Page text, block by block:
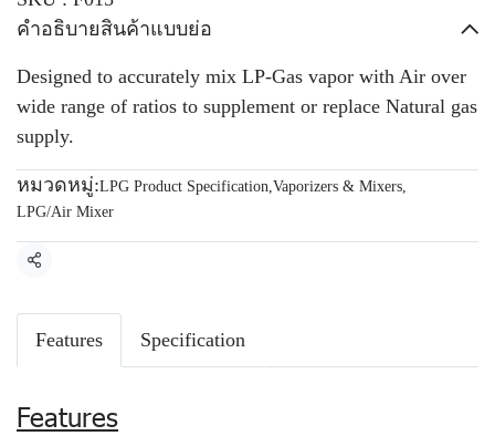
คำอธิบายสินค้าแบบย่อ
Designed to accurately mix LP-Gas vapor with Air over
wide range of ratios to supplement or replace Natural gas
supply.
หมวดหมู่:LPG Product Specification,Vaporizers & Mixers,
LPG/Air Mixer
แชร์
Features Specification
Features